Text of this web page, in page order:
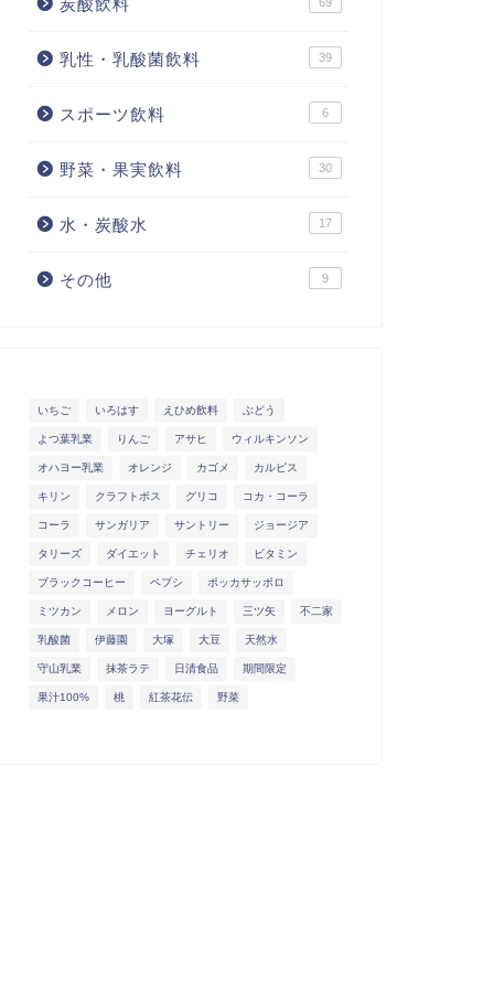
炭酸飲料
乳性・乳酸菌飲料 39
スポーツ飲料 6
野菜・果実飲料 30
水・炭酸水 17
その他 9
いちご いろはす えひめ飲料 ぶどう
よつ葉乳業 りんご アサヒ ウィルキンソン
オハヨー乳業 オレンジ カゴメ カルピス
キリン クラフトボス グリコ コカ・コーラ
コーラ サンガリア サントリー ジョージア
タリーズ ダイエット チェリオ ビタミン
ブラックコーヒー ペプシ ポッカサッポロ
ミツカン メロン ヨーグルト 三ツ矢 不二家
乳酸菌 伊藤園 大塚 大豆 天然水
守山乳業 抹茶ラテ 日清食品 期間限定
果汁100% 桃 紅茶花伝 野菜